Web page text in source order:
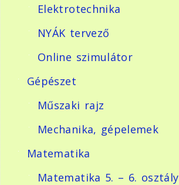
Elektrotechnika
NYÁK tervező
Online szimulátor
Gépészet
Műszaki rajz
Mechanika, gépelemek
Matematika
Matematika 5. – 6. osztály